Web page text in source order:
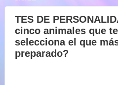
TES DE
cinco animales que
selecciona el que
preparado?